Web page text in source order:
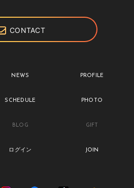
CONTACT
NEWS PROFILE
SCHEDULE PHOTO
BLOG GIFT
ログイン JOIN